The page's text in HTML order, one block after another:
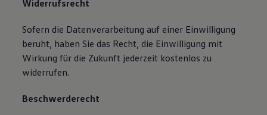
Widerrufsrecht
Sofern die Datenverarbeitung auf einer Einwilligung
beruht, haben Sie das Recht, die Einwilligung mit
Wirkung für die Zukunft jederzeit kostenlos zu
widerrufen.
Beschwerderecht